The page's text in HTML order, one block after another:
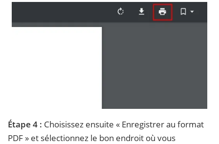
Étape 4 : Choisissez ensuite « Enregistrer au format
PDF » et sélectionnez le bon endroit où vous